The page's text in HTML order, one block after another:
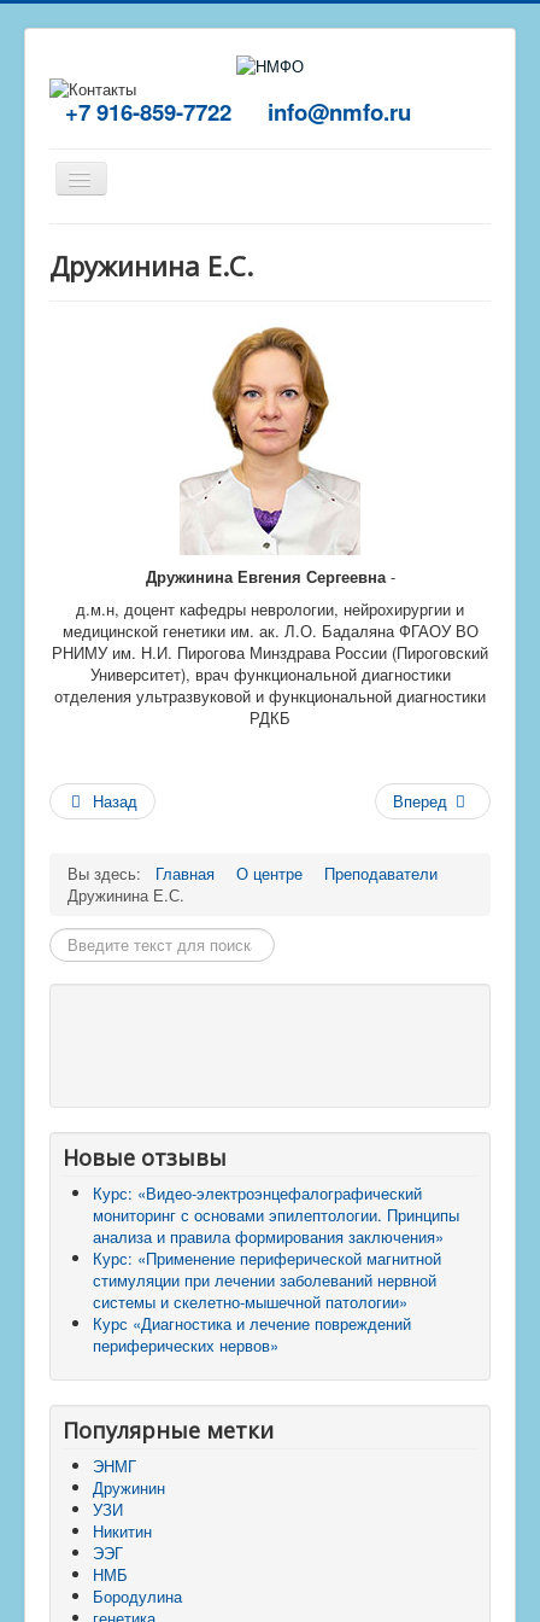
+7 916-859-7722 info@nmfo.ru
Включить/
О центре
Дружинина Е.С.
Дружинина Евгения Сергеевна-
д.м.н, доцент кафедры неврологии, нейрохирургии и
медицинской генетики им. ак. Л.О. Бадаляна ФГАОУ ВО
РНИМУ им. Н.И. Пирогова Минздрава России (Пироговский
Университет), врач функциональной диагностики
отделения ультразвуковой и функциональной диагностики
РДКБ
Назад Вперед
Вы здесь: Главная О центре
Преподаватели
Дружинина Е.С.
Найти
Новые отзывы
Курс: «Видео-электроэнцефалографический
мониторинг с основами эпилептологии. Принципы
анализа и правила формирования заключения»
Курс: «Применение периферической магнитной
стимуляции при лечении заболеваний нервной
системы и скелетно-мышечной патологии»
Курс «Диагностика и лечение повреждений
периферических нервов»
Популярные метки
ЭНМГ
Дружинин
УЗИ
Никитин
ЭЭГ
НМБ
Бородулина